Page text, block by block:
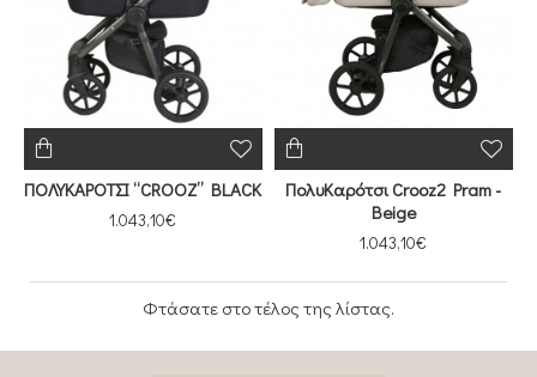
ΠΟΛΥΚΑΡΟΤΣΙ “CROOZ” BLACK
1.043,10€
ΠολυΚαρότσι Crooz2 Pram -
Beige
1.043,10€
Φτάσατε στο τέλος της λίστας.